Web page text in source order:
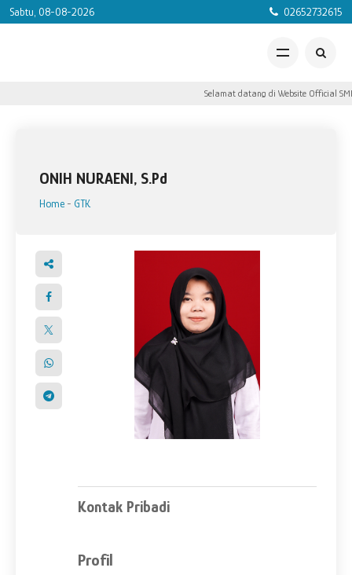
Sabtu, 08-08-2026 02652732615
Selamat datang di Website Official
ONIH NURAENI, S.Pd
Home - GTK
Kontak Pribadi
Profil